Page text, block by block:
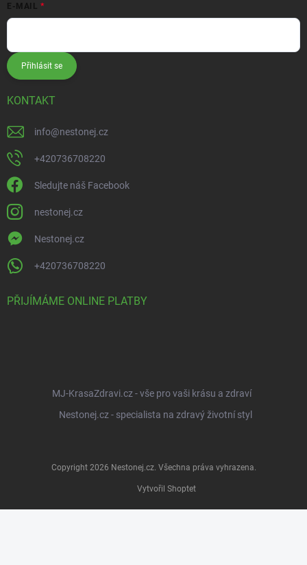
E-MAIL
Přihlásit se
KONTAKT
info@nestonej.cz
+420736708220
Sledujte náš Facebook
nestonej.cz
Nestonej.cz
+420736708220
PŘIJÍMÁME ONLINE PLATBY
MJ-KrasaZdravi.cz - vše pro vaši krásu a zdraví
Nestonej.cz - specialista na zdravý životní styl
Vytvořil Shoptet
Copyright 2026 Nestonej.cz. Všechna práva vyhrazena.